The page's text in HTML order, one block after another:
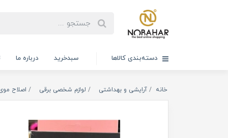
دسته‌بندی کالاها سبدخرید درباره ما
خانه آرایشی و بهداشتی لوازم شخصی برقی اصلاح